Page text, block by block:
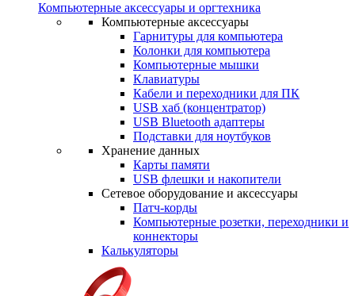
Компьютерные аксессуары и оргтехника
Компьютерные аксессуары
Гарнитуры для компьютера
Колонки для компьютера
Компьютерные мышки
Клавиатуры
Кабели и переходники для ПК
USB хаб (концентратор)
USB Bluetooth адаптеры
Подставки для ноутбуков
Хранение данных
Карты памяти
USB флешки и накопители
Сетевое оборудование и аксессуары
Патч-корды
Компьютерные розетки, переходники и
коннекторы
Калькуляторы